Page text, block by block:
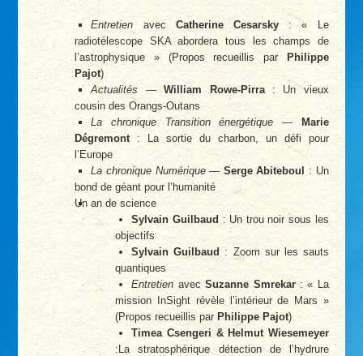
Entretienavec Catherine Cesarsky : « Le
radiotélescope SKA abordera tous les champs de
l’astrophysique » (Propos recueillis par Philippe
Pajot)
Actualités —William Rowe-Pirra: Un vieux
cousin des Orangs-Outans
La chronique Transition énergétique —Marie
Dégremont: La sortie du charbon, un défi pour
l’Europe
La chronique Numérique— Serge Abiteboul : Un
bond de géant pour l’humanité
Un an de science
Sylvain Guilbaud: Un trou noir sous les
objectifs
Sylvain Guilbaud : Zoom sur les sauts
quantiques
Entretien avecSuzanne Smrekar: « La
mission InSight révèle l’intérieur de Mars »
(Propos recueillis parPhilippe Pajot)
Timea Csengeri & Helmut Wiesemeyer
:La stratosphérique détection de l’hydrure